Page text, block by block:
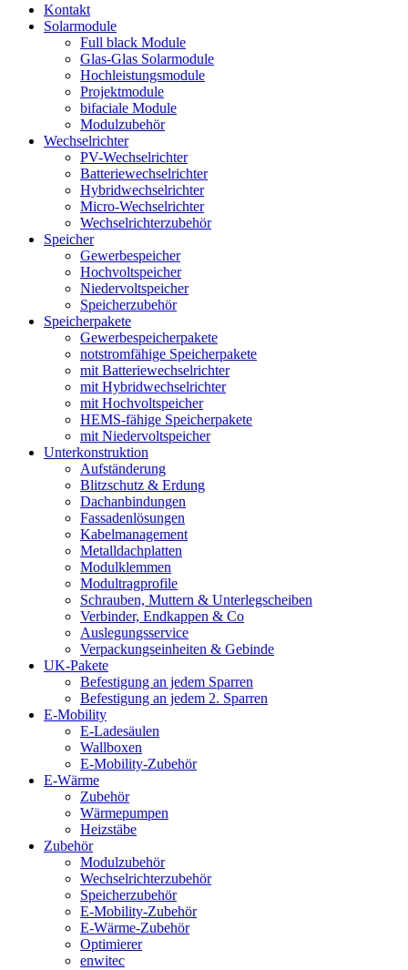
Kontakt
Solarmodule
Full black Module
Glas-Glas Solarmodule
Hochleistungsmodule
Projektmodule
bifaciale Module
Modulzubehör
Wechselrichter
PV-Wechselrichter
Batteriewechselrichter
Hybridwechselrichter
Micro-Wechselrichter
Wechselrichterzubehör
Speicher
Gewerbespeicher
Hochvoltspeicher
Niedervoltspeicher
Speicherzubehör
Speicherpakete
Gewerbespeicherpakete
notstromfähige Speicherpakete
mit Batteriewechselrichter
mit Hybridwechselrichter
mit Hochvoltspeicher
HEMS-fähige Speicherpakete
mit Niedervoltspeicher
Unterkonstruktion
Aufständerung
Blitzschutz & Erdung
Dachanbindungen
Fassadenlösungen
Kabelmanagement
Metalldachplatten
Modulklemmen
Modultragprofile
Schrauben, Muttern & Unterlegscheiben
Verbinder, Endkappen & Co
Auslegungsservice
Verpackungseinheiten & Gebinde
UK-Pakete
Befestigung an jedem Sparren
Befestigung an jedem 2. Sparren
E-Mobility
E-Ladesäulen
Wallboxen
E-Mobility-Zubehör
E-Wärme
Zubehör
Wärmepumpen
Heizstäbe
Zubehör
Modulzubehör
Wechselrichterzubehör
Speicherzubehör
E-Mobility-Zubehör
E-Wärme-Zubehör
Optimierer
enwitec